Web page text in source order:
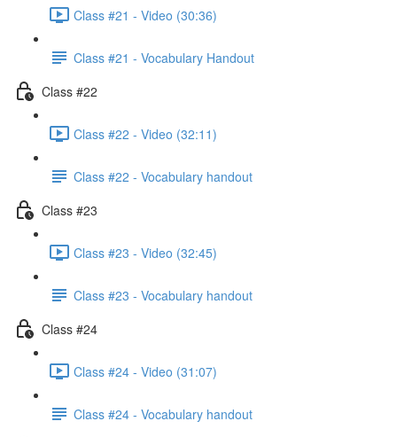
Class #21 - Video (30:36)
Class #21 - Vocabulary Handout
Class #22
Class #22 - Video (32:11)
Class #22 - Vocabulary handout
Class #23
Class #23 - Video (32:45)
Class #23 - Vocabulary handout
Class #24
Class #24 - Video (31:07)
Class #24 - Vocabulary handout